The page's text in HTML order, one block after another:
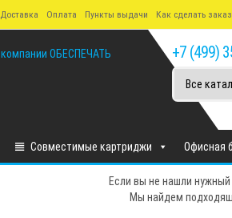
Доставка Оплата Пункты выдачи Как сделать заказ
+7 (499)
Совместимые картриджи Офисная
Если вы не нашли
Мы найдем